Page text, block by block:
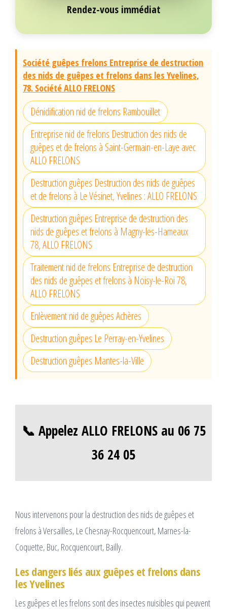
Rendez-vous immédiat
Société guêpes frelons Entreprise de destruction
des nids de guêpes et frelons dans les Yvelines,
78. Société ALLO FRELONS
Dénidification nid de frelons Rambouillet
Entreprise nid de frelons Destruction des nids de
guêpes et de frelons à Saint-Germain-en-Laye avec
ALLO FRELONS
Destruction guêpes Destruction des nids de guêpes
et de frelons à Le Vésinet, Yvelines : ALLO FRELONS
Destruction guêpes Entreprise de destruction des
nids de guêpes et frelons à Magny-les-Hameaux
78, ALLO FRELONS
Traitement nid de frelons Entreprise de destruction
des nids de guêpes et frelons à Noisy-le-Roi 78,
ALLO FRELONS
Enlèvement nid de guêpes Achères
Destruction guêpes Le Perray-en-Yvelines
Destruction guêpes Mantes-la-Ville
📞 Appelez ALLO FRELONS au 06 75
36 24 05
Nous intervenons pour la destruction des nids de guêpes et
frelons à Versailles, Le Chesnay-Rocquencourt, Marnes-la-
Coquette, Buc, Rocquencourt, Bailly.
Les dangers liés aux guêpes et frelons dans
les Yvelines
Les guêpes et les frelons sont des insectes nuisibles qui peuvent